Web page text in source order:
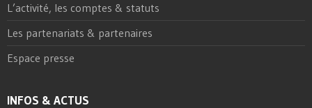
L’activité, les comptes & statuts
Les partenariats & partenaires
Espace presse
INFOS & ACTUS